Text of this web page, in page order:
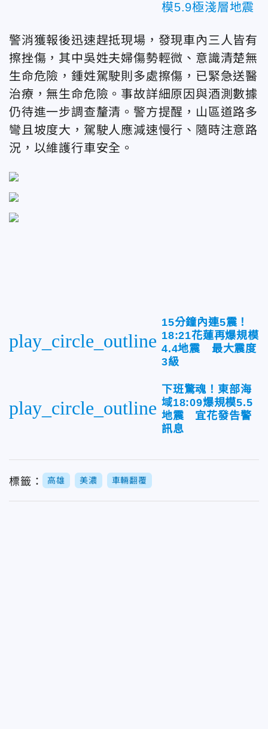
模5.9極淺層地震
警消獲報後迅速趕抵現場，發現車內三人皆有
擦挫傷，其中吳姓夫婦傷勢輕微、意識清楚無
生命危險，鍾姓駕駛則多處擦傷，已緊急送醫
治療，無生命危險。事故詳細原因與酒測數據
仍待進一步調查釐清。警方提醒，山區道路多
彎且坡度大，駕駛人應減速慢行、隨時注意路
況，以維護行車安全。
play_circle_outline
15分鐘內連5震！
18:21花蓮再爆規模
4.4地震 最大震度
3級
play_circle_outline
下班驚魂！東部海
域18:09爆規模5.5
地震 宜花發告警
訊息
標籤： 高雄 美濃 車輛翻覆